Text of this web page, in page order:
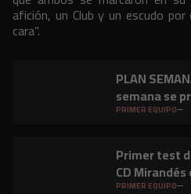
afición, un Club y un escudo
cara”.
PLAN
semana se
PRIMER EQUIPO
Primer test
CD
PRIMER EQUIPO